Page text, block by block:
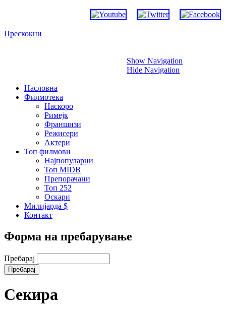
Прескокни
Show Navigation
Hide Navigation
Насловна
Филмотека
Наскоро
Римејк
Франшизи
Режисери
Актери
Топ филмови
Најпопуларни
Топ MIDB
Препорачани
Топ 252
Оскари
Милијарда $
Контакт
Форма на пребарување
Пребарај
Секира